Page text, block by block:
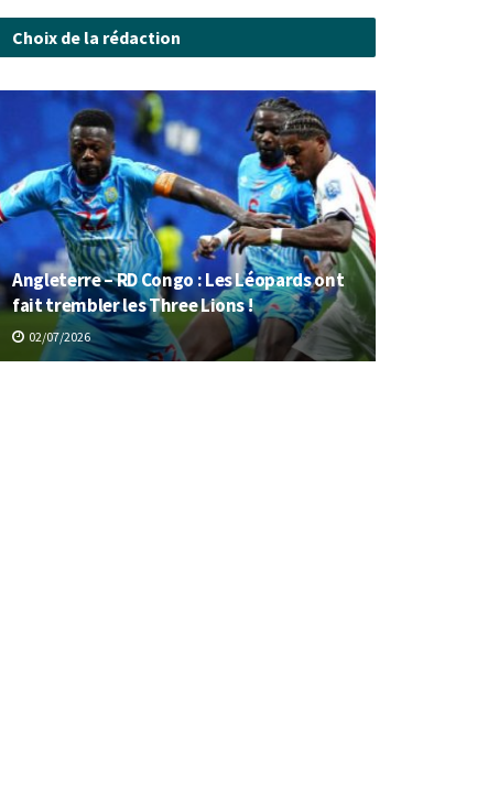
Choix de la rédaction
Angleterre – RD Congo : Les Léopards ont
fait trembler les Three Lions !
02/07/2026